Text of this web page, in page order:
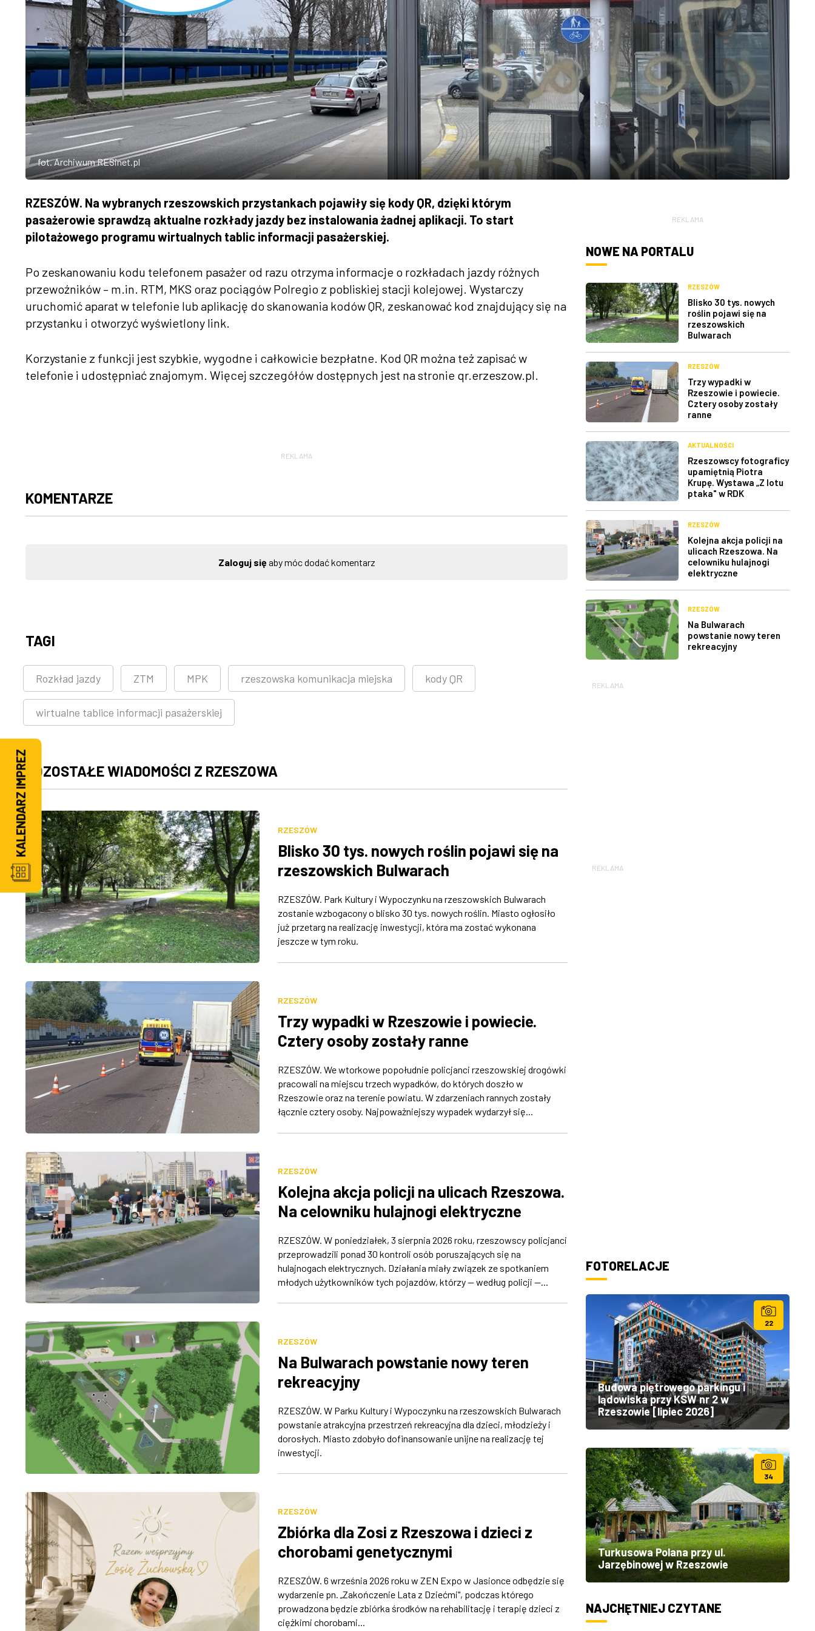
fot. Archiwum RESinet.pl
RZESZÓW. Na wybranych rzeszowskich przystankach pojawiły się kody QR, dzięki którym
pasażerowie sprawdzą aktualne rozkłady jazdy bez instalowania żadnej aplikacji. To start
pilotażowego programu wirtualnych tablic informacji pasażerskiej.
Po zeskanowaniu kodu telefonem pasażer od razu otrzyma informacje o rozkładach jazdy różnych
przewoźników – m.in. RTM, MKS oraz pociągów Polregio z pobliskiej stacji kolejowej. Wystarczy
uruchomić aparat w telefonie lub aplikację do skanowania kodów QR, zeskanować kod znajdujący się na
przystanku i otworzyć wyświetlony link.
Korzystanie z funkcji jest szybkie, wygodne i całkowicie bezpłatne. Kod QR można też zapisać w
telefonie i udostępniać znajomym. Więcej szczegółów dostępnych jest na stronie qr.erzeszow.pl.
REKLAMA
KOMENTARZE
Zaloguj sięaby móc dodać komentarz
TAGI
Rozkład jazdy ZTM MPK rzeszowska komunikacja miejska kody QR
wirtualne tablice informacji pasażerskiej
POZOSTAŁE WIADOMOŚCI Z RZESZOWA
RZESZÓW
Blisko 30 tys. nowych roślin pojawi się na
rzeszowskich Bulwarach
RZESZÓW. Park Kultury i Wypoczynku na rzeszowskich Bulwarach
zostanie wzbogacony o blisko 30 tys. nowych roślin. Miasto ogłosiło
już przetarg na realizację inwestycji, która ma zostać wykonana
jeszcze w tym roku.
RZESZÓW
Trzy wypadki w Rzeszowie i powiecie.
Cztery osoby zostały ranne
RZESZÓW. We wtorkowe popołudnie policjanci rzeszowskiej drogówki
pracowali na miejscu trzech wypadków, do których doszło w
Rzeszowie oraz na terenie powiatu. W zdarzeniach rannych zostały
łącznie cztery osoby. Najpoważniejszy wypadek wydarzył się...
RZESZÓW
Kolejna akcja policji na ulicach Rzeszowa.
Na celowniku hulajnogi elektryczne
RZESZÓW. W poniedziałek, 3 sierpnia 2026 roku, rzeszowscy policjanci
przeprowadzili ponad 30 kontroli osób poruszających się na
hulajnogach elektrycznych. Działania miały związek ze spotkaniem
młodych użytkowników tych pojazdów, którzy — według policji —...
RZESZÓW
Na Bulwarach powstanie nowy teren
rekreacyjny
RZESZÓW. W Parku Kultury i Wypoczynku na rzeszowskich Bulwarach
powstanie atrakcyjna przestrzeń rekreacyjna dla dzieci, młodzieży i
dorosłych. Miasto zdobyło dofinansowanie unijne na realizację tej
inwestycji.
RZESZÓW
Zbiórka dla Zosi z Rzeszowa i dzieci z
chorobami genetycznymi
RZESZÓW. 6 września 2026 roku w ZEN Expo w Jasionce odbędzie się
wydarzenie pn. „Zakończenie Lata z Dziećmi", podczas którego
prowadzona będzie zbiórka środków na rehabilitację i terapię dzieci z
ciężkimi chorobami...
REKLAMA
NOWE NA PORTALU
RZESZÓW
Blisko 30 tys. nowych
roślin pojawi się na
rzeszowskich
Bulwarach
RZESZÓW
Trzy wypadki w
Rzeszowie i powiecie.
Cztery osoby zostały
ranne
AKTUALNOŚCI
Rzeszowscy fotograficy
upamiętnią Piotra
Krupę. Wystawa „Z lotu
ptaka" w RDK
RZESZÓW
Kolejna akcja policji na
ulicach Rzeszowa. Na
celowniku hulajnogi
elektryczne
RZESZÓW
Na Bulwarach
powstanie nowy teren
rekreacyjny
REKLAMA
REKLAMA
FOTORELACJE
22
Budowa piętrowego parkingu i
lądowiska przy KSW nr 2 w
Rzeszowie [lipiec 2026]
34
Turkusowa Polana przy ul.
Jarzębinowej w Rzeszowie
NAJCHĘTNIEJ CZYTANE
KALENDARZ IMPREZ